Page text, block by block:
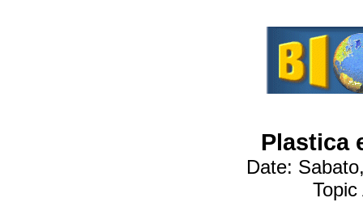
Plastica
Date: